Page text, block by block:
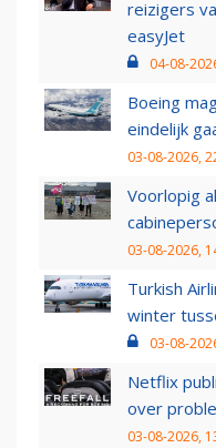
reizigers
easyJet
04-08-
Boeing
eindelijk
03-08-2026,
Voorlopig
03-08-2026,
Turkish
winter
03-08-
Netflix
over
03-08-2026,